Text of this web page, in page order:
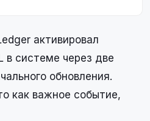
активировал
в системе через две
обновления.
как важное событие,